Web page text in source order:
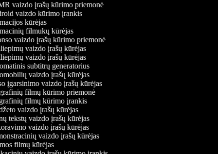
vaizdo įrašų kūrimo priemonė
vaizdo kūrimo įrankis
kūrėjas
filmukų kūrėjas
vaizdo įrašų kūrimo priemonė
vaizdo įrašų kūrėjas
vaizdo įrašų kūrėjas
subtitrų generatorius
vaizdo įrašų kūrėjas
įgarsinimo vaizdo įrašų kūrėjas
filmų kūrimo priemonė
filmų kūrimo įrankis
vaizdo įrašų kūrėjas
tekstų vaizdo įrašų kūrėjas
vaizdo įrašų kūrėjas
vaizdo įrašų kūrėjas
filmų kūrėjas